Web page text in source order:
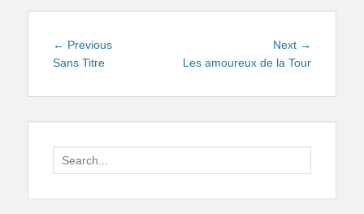
Navigation
de
← PreviousPrevious
Sans Titre
Next →
post:
Les amoureux de la Tour
Search
for: